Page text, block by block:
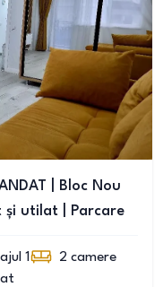
| Bloc Nou
și utilat | Parcare
1 2 camere